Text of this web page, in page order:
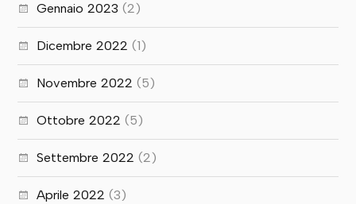
Gennaio 2023 (2)
Dicembre 2022 (1)
Novembre 2022 (5)
Ottobre 2022 (5)
Settembre 2022 (2)
Aprile 2022 (3)